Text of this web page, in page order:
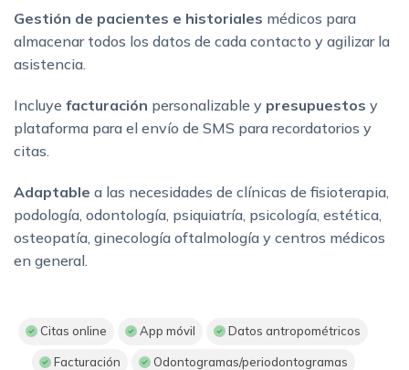
Gestión de pacientes e historiales médicos para
almacenar todos los datos de cada contacto y agilizar la
asistencia.
Incluye facturación personalizable y presupuestos y
plataforma para el envío de SMS para recordatorios y
citas.
Adaptable a las necesidades de clínicas de fisioterapia,
podología, odontología, psiquiatría, psicología, estética,
osteopatía, ginecología oftalmología y centros médicos
en general.
Citas online App móvil Datos antropométricos
Facturación Odontogramas/periodontogramas